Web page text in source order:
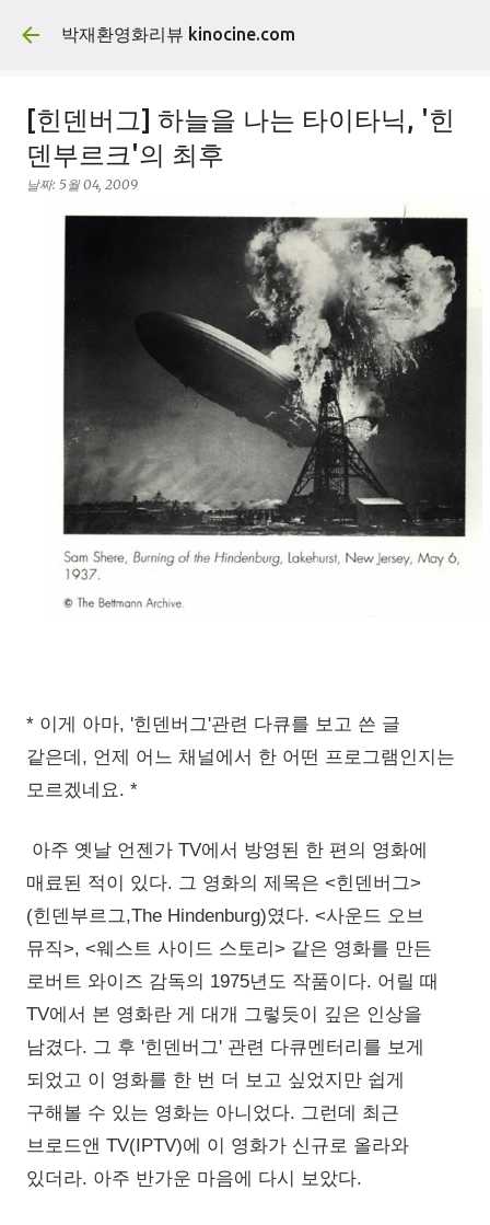
기본 콘텐츠로 건너뛰기
박재환영화리뷰 kinocine.com
[힌덴버그] 하늘을 나는 타이타닉, '힌
덴부르크'의 최후
날짜: 5월 04, 2009
* 이게 아마, '힌덴버그'관련 다큐를 보고 쓴 글
같은데, 언제 어느 채널에서 한 어떤 프로그램인지는
모르겠네요. *
아주 옛날 언젠가 TV에서 방영된 한 편의 영화에
매료된 적이 있다. 그 영화의 제목은 <힌덴버그>
(힌덴부르그,The Hindenburg)였다. <사운드 오브
뮤직>, <웨스트 사이드 스토리> 같은 영화를 만든
로버트 와이즈 감독의 1975년도 작품이다. 어릴 때
TV에서 본 영화란 게 대개 그렇듯이 깊은 인상을
남겼다. 그 후 '힌덴버그' 관련 다큐멘터리를 보게
되었고 이 영화를 한 번 더 보고 싶었지만 쉽게
구해볼 수 있는 영화는 아니었다. 그런데 최근
브로드앤 TV(IPTV)에 이 영화가 신규로 올라와
있더라. 아주 반가운 마음에 다시 보았다.